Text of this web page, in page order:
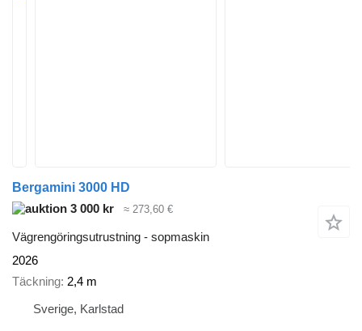
Bergamini 3000 HD
3 000 kr
≈ 273,60 €
Vägrengöringsutrustning - sopmaskin
2026
Täckning 2,4 m
Sverige, Karlstad